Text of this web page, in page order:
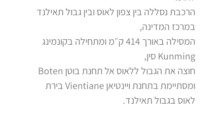
הרכבת נסללה בין צפון לאוס ובין גבול תאילנד
במרכז המדינה,
המסילה באורך 414 ק״מ ומתחילה בקונמינג
Kunming סין,
חוצה את הגבול ללאוס אל תחנת בוטן Boten
ומסתיימת בתחנת ויינטיאן Vientiane בירת
לאוס בגבול תאילנד.